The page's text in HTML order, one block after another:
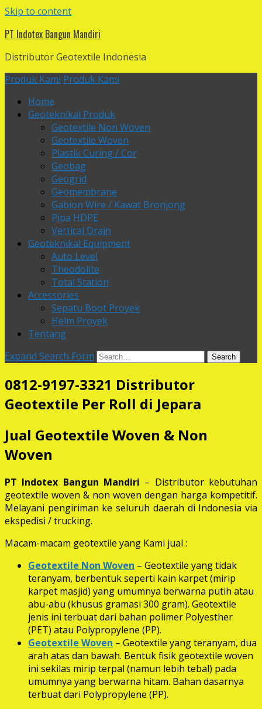
Skip to content
PT Indotex Bangun Mandiri
Distributor Geotextile Indonesia
Produk Kami Produk Kami
Home
Geoteknikal Produk
Geotextile Non Woven
Geotextile Woven
Plastik Curing / Cor
Geobag
Geogrid
Geomembrane
Gabion Wire / Kawat Bronjong
Pipa HDPE
Vertical Drain
Geoteknikal Equipment
Auto Level
Theodolite
Total Station
Accessories
Sepatu Boot Proyek
Helm Proyek
Tentang
Expand Search Form
Search
0812-9197-3321 Distributor
Geotextile Per Roll di Jepara
Jual Geotextile Woven & Non
Woven
PT Indotex Bangun Mandiri – Distributor kebutuhan
geotextile woven & non woven dengan harga kompetitif.
Melayani pengiriman ke seluruh daerah di Indonesia via
ekspedisi / trucking.
Macam-macam geotextile yang Kami jual :
Geotextile Non Woven – Geotextile yang tidak
teranyam, berbentuk seperti kain karpet (mirip
karpet masjid) yang umumnya berwarna putih atau
abu-abu (khusus gramasi 300 gram). Geotextile
jenis ini terbuat dari bahan polimer Polyesther
(PET) atau Polypropylene (PP).
Geotextile Woven – Geotextile yang teranyam, dua
arah atas dan bawah. Bentuk fisik geotextile woven
ini sekilas mirip terpal (namun lebih tebal) pada
umumnya yang berwarna hitam. Bahan dasarnya
terbuat dari Polypropylene (PP).